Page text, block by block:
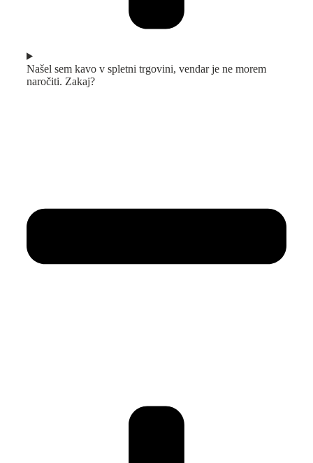
Našel sem kavo v spletni trgovini, vendar je ne morem
naročiti. Zakaj?